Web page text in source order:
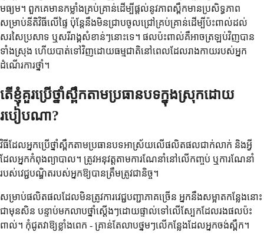
មធ្យម។ ពួកគេមានកម្លាំងគ្រប់គ្រាន់ដើម្បីផ្តល់នូវភាពស្ពឹកមានប្រសិទ្ធភាព
សម្រាប់នីតិវិធីលើផ្ទៃ ប៉ុន្តែនឹងមិនជ្រាបចូលជ្រៅគ្រប់គ្រាន់ដើម្បីប៉ះពាល់ដល់
សរសៃប្រសាទ ឬសរីរាង្គសំខាន់ៗនោះទេ។ ផលប៉ះពាល់គឺអាចត្រឡប់វិញបាន
ទាំងស្រុង ហើយបាត់ទៅវិញដោយធម្មជាតិនៅពេលដែលរាងកាយរបស់អ្នក
ដំណើរការថ្នាំ។
តើខ្ញុំគួរប្រើថ្នាំស្ពឹកតាមប្រធានបទក្នុងស្រុកដោយ
របៀបណា?
វិធីដែលអ្នកប្រើថ្នាំស្ពឹកតាមប្រធានបទអាស្រ័យលើផលិតផលជាក់លាក់ និងអ្វី
ដែលអ្នកកំពុងព្យាបាល។ ត្រូវអនុវត្តតាមការណែនាំនៅលើកញ្ចប់ ឬការណែនាំ
របស់វេជ្ជបណ្ឌិតរបស់អ្នកឱ្យបានត្រឹមត្រូវជានិច្ច។
សម្រាប់ផលិតផលដែលមិនត្រូវការវេជ្ជបញ្ជាភាគច្រើន អ្នកនឹងសម្អាតកន្លែងនោះ
ជាមុនសិន បន្ទាប់មកលាបថ្នាំស្តើងៗដោយផ្ទាល់ទៅលើស្បែកដែលរងផលប៉ះ
ពាល់។ កុំជូតវាឱ្យខ្លាំងពេក - គ្រាន់តែលាបថ្នមៗលើកន្លែងដែលអ្នកចង់ស្ពឹក។